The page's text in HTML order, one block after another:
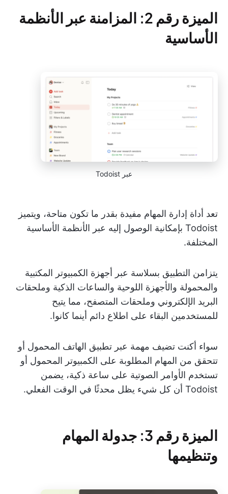
الميزة رقم 2: المزامنة عبر الأنظمة
الأساسية
عبر Todoist
تعد أداة إدارة المهام مفيدة بقدر ما تكون متاحة، ويتميز
Todoist بإمكانية الوصول إليه عبر الأنظمة الأساسية
المختلفة.
يتزامن التطبيق بسلاسة عبر أجهزة الكمبيوتر المكتبية
والمحمولة والأجهزة اللوحية والساعات الذكية وملحقات
البريد الإلكتروني وملحقات المتصفح، مما يتيح
للمستخدمين البقاء على اطلاع دائم أينما كانوا.
سواء أكنت تضيف مهمة عبر تطبيق الهاتف المحمول أو
تتحقق من المهام المطلوبة على الكمبيوتر المحمول أو
تستخدم الأوامر الصوتية على ساعة ذكية، يضمن
Todoist أن كل شيء يظل محدثًا في الوقت الفعلي.
الميزة رقم 3: جدولة المهام
وتنظيمها